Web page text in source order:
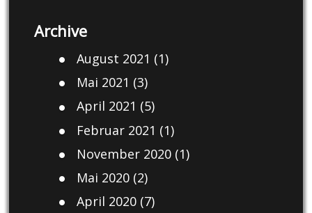
Archive
August 2021 (1)
Mai 2021 (3)
April 2021 (5)
Februar 2021 (1)
November 2020(1)
Mai 2020(2)
April 2020(7)